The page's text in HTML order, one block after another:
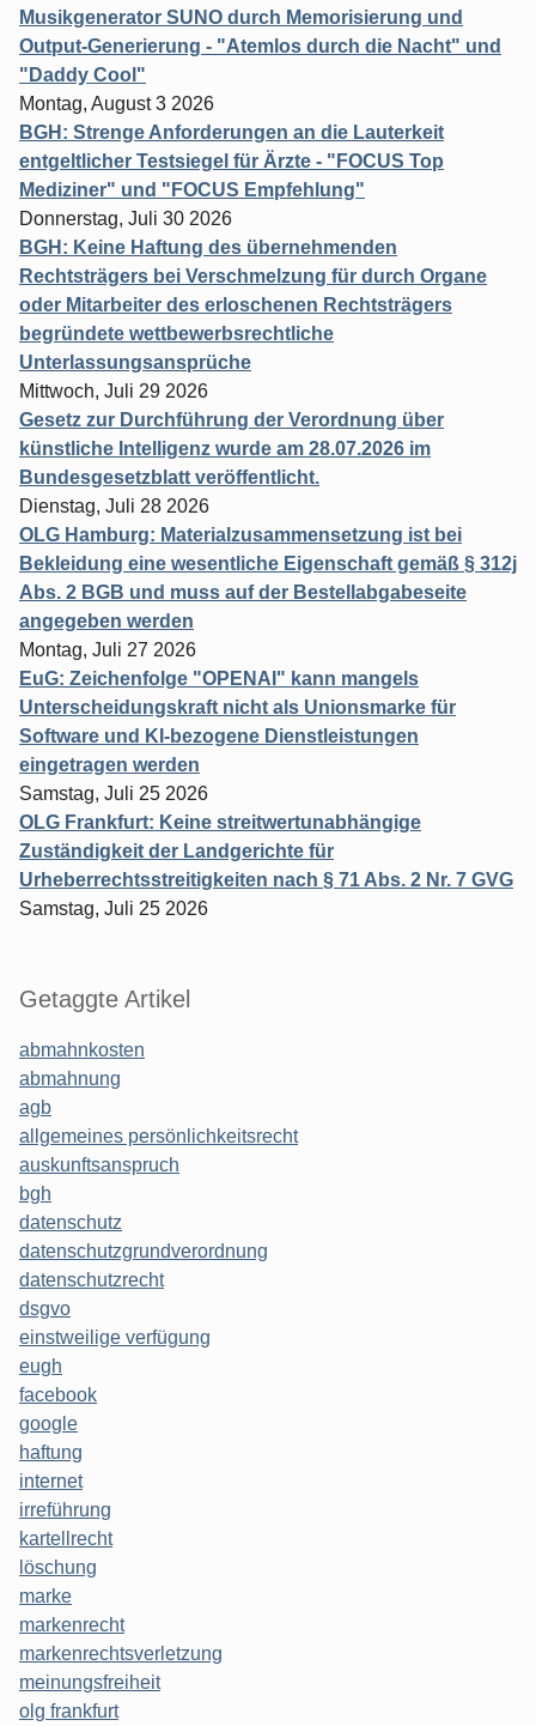
Musikgenerator SUNO durch Memorisierung und
Output-Generierung - "Atemlos durch die Nacht" und
"Daddy Cool"
Montag, August 3 2026
BGH: Strenge Anforderungen an die Lauterkeit
entgeltlicher Testsiegel für Ärzte - "FOCUS Top
Mediziner" und "FOCUS Empfehlung"
Donnerstag, Juli 30 2026
BGH: Keine Haftung des übernehmenden
Rechtsträgers bei Verschmelzung für durch Organe
oder Mitarbeiter des erloschenen Rechtsträgers
begründete wettbewerbsrechtliche
Unterlassungsansprüche
Mittwoch, Juli 29 2026
Gesetz zur Durchführung der Verordnung über
künstliche Intelligenz wurde am 28.07.2026 im
Bundesgesetzblatt veröffentlicht.
Dienstag, Juli 28 2026
OLG Hamburg: Materialzusammensetzung ist bei
Bekleidung eine wesentliche Eigenschaft gemäß § 312j
Abs. 2 BGB und muss auf der Bestellabgabeseite
angegeben werden
Montag, Juli 27 2026
EuG: Zeichenfolge "OPENAI" kann mangels
Unterscheidungskraft nicht als Unionsmarke für
Software und KI-bezogene Dienstleistungen
eingetragen werden
Samstag, Juli 25 2026
OLG Frankfurt: Keine streitwertunabhängige
Zuständigkeit der Landgerichte für
Urheberrechtsstreitigkeiten nach § 71 Abs. 2 Nr. 7 GVG
Samstag, Juli 25 2026
Getaggte Artikel
abmahnkosten
abmahnung
agb
allgemeines persönlichkeitsrecht
auskunftsanspruch
bgh
datenschutz
datenschutzgrundverordnung
datenschutzrecht
dsgvo
einstweilige verfügung
eugh
facebook
google
haftung
internet
irreführung
kartellrecht
löschung
marke
markenrecht
markenrechtsverletzung
meinungsfreiheit
olg frankfurt